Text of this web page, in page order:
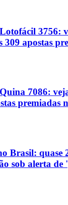
3756:
309 apostas
7086:
premiadas
Brasil: quase
sob alerta de